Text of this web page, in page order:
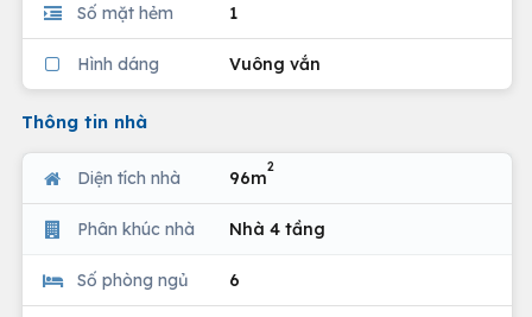
Số mặt hẻm 1
Hình dáng Vuông vắn
Thông tin nhà
Diện tích nhà 96m
2
Phân khúc nhà Nhà 4 tầng
Số phòng ngủ 6